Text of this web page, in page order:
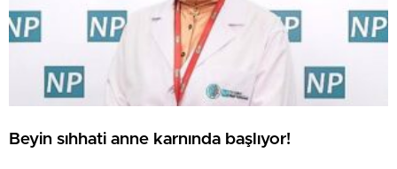
Beyin sıhhati anne karnında başlıyor!